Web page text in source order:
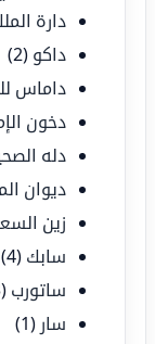
دارة
داكو (2)
داماس
دخون
دله
ديوان
زين
سابك (4)
ساتورب (3)
سار (1)